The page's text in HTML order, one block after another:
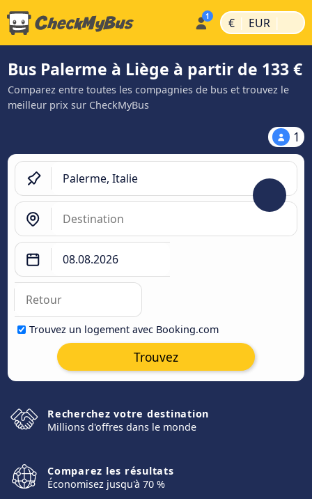
€ | EUR |
Bus Palerme à Liège à partir de 133 €
Comparez entre toutes les compagnies de bus et trouvez le
meilleur prix sur CheckMyBus
1
Trouvez un logement avec Booking.com
Trouvez
Recherchez votre destination
Millions d'offres dans le monde
Comparez les résultats
Économisez jusqu'à 70 %